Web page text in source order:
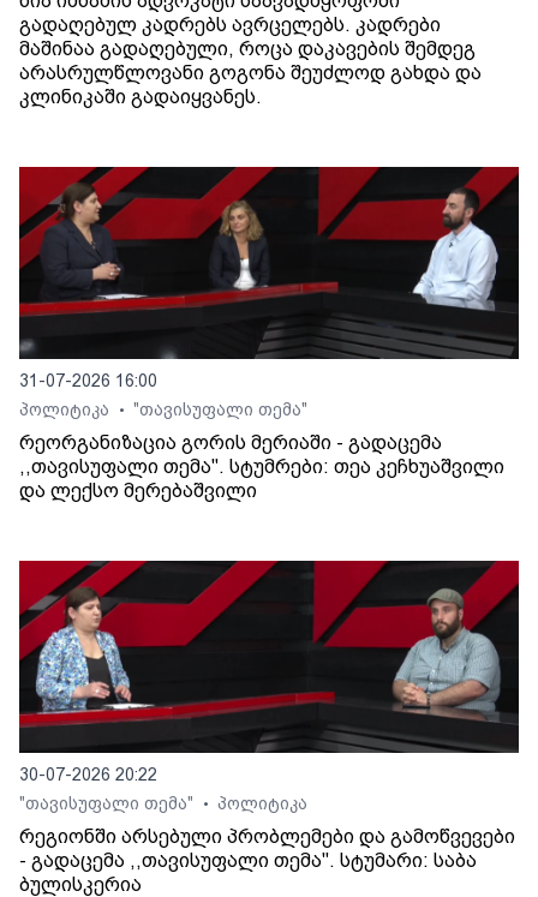
გადაღებულ კადრებს ავრცელებს. კადრები
მაშინაა გადაღებული, როცა დაკავების შემდეგ
არასრულწლოვანი გოგონა შეუძლოდ გახდა და
კლინიკაში გადაიყვანეს.
31-07-2026 16:00
პოლიტიკა
• "თავისუფალი თემა"
რეორგანიზაცია გორის მერიაში - გადაცემა
,,თავისუფალი თემა". სტუმრები: თეა კეჩხუაშვილი
და ლექსო მერებაშვილი
30-07-2026 20:22
"თავისუფალი თემა"
• პოლიტიკა
რეგიონში არსებული პრობლემები და გამოწვევები
- გადაცემა ,,თავისუფალი თემა". სტუმარი: საბა
ბულისკერია